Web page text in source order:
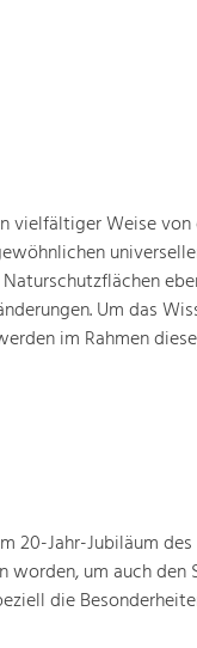
vielfältiger Weise
Um das
im Rahmen
20-Jahr-Jubiläum
um auch den
die